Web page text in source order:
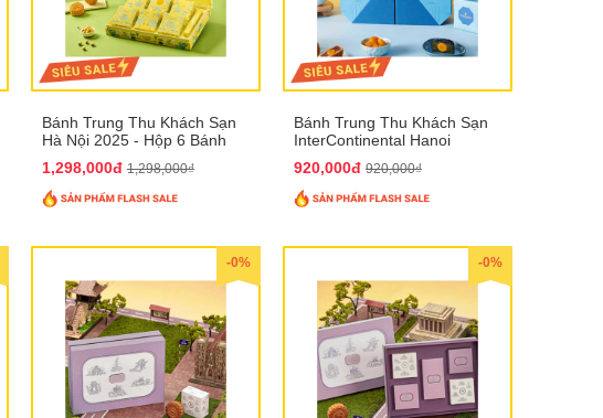
Bánh Trung Thu Khách Sạn
Hà Nội 2025 - Hộp 6 Bánh
1,298,000đ 1,298,000₫
Bánh Trung Thu Khách Sạn
InterContinental Hanoi
920,000đ 920,000₫
-0% -0%